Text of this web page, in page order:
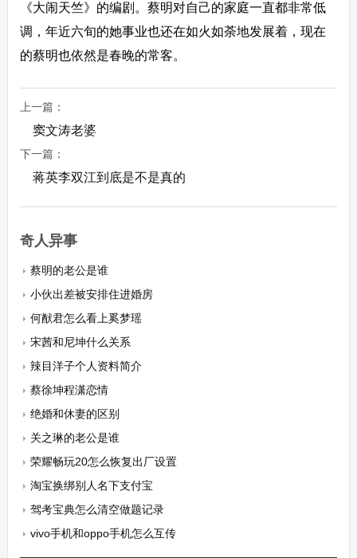
《大闹天竺》的编剧。蔡明对自己的家庭一直都非常低
调，年近六旬的她事业也还在如火如荼地发展着，现在
的蔡明也依然是春晚的常客。
上一篇：
窦文涛老婆
下一篇：
蒋英李双江到底是不是真的
奇人异事
蔡明的老公是谁
小伙出差被安排住进婚房
何猷君怎么看上奚梦瑶
宋茜和尼坤什么关系
辣目洋子个人资料简介
蔡徐坤程潇恋情
绝婚和休妻的区别
关之琳的老公是谁
荣耀畅玩20怎么恢复出厂设置
淘宝换绑别人名下支付宝
驾考宝典怎么清空做题记录
vivo手机和oppo手机怎么互传